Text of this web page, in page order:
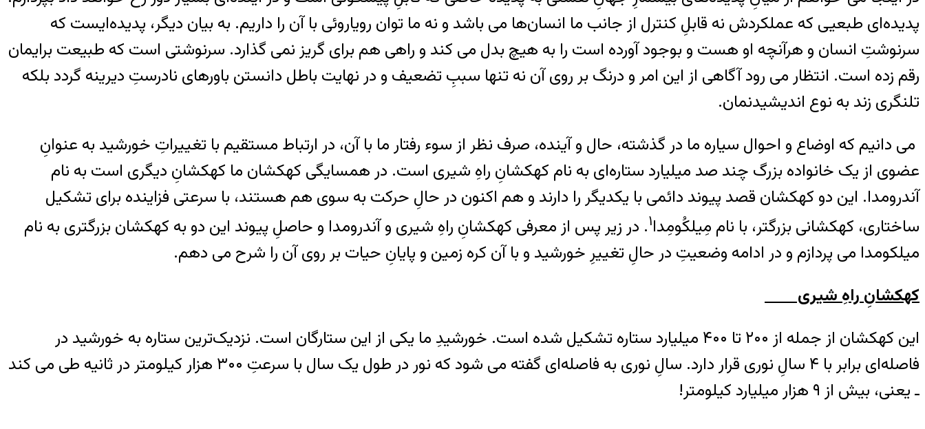
پدیده‌ای طبعیی که عملکردش نه قابلِ کنترل از جانب ما انسان‌ها می باشد و نه ما توان رویاروئی با آن را داریم. به بیان دیگر، پدیده‌ایست که
سرنوشتِ انسان و هرآنچه او هست و بوجود آورده است را به هیچ بدل می کند و راهی هم برای گریز نمی گذارد. سرنوشتی است که طبیعت برایمان
رقم زده است. انتظار می رود آگاهی از این امر و درنگ بر روی آن نه تنها سببِ تضعیف و در نهایت باطل دانستن باورهای نادرستِ دیرینه گردد بلکه
تلنگری زند به نوع اندیشیدنمان.
می دانیم که اوضاع و احوال سیاره ما در گذشته، حال و آینده، صرف نظر از سوء رفتار ما با آن، در ارتباط مستقیم با تغییراتِ خورشید به عنوانِ
عضوی از یک خانواده بزرگ چند صد میلیارد ستاره‌ای به نام کهکشانِ راهِ شیری است. در همسایگی کهکشان ما کهکشانِ دیگری است به نام
آندرومدا. این دو کهکشان قصد پیوند دائمی با یکدیگر را دارند و هم اکنون در حالِ حرکت به سوی هم هستند، با سرعتی فزاینده برای تشکیل
ساختاری، کهکشانی بزرگتر، با نام مِیلکُومِدا۱. در زیر پس از معرفی کهکشانِ راهِ شیری و آندرومدا و حاصلِ پیوند این دو به کهکشان بزرگتری به نام
میلکومدا می پردازم و در ادامه وضعیتِ در حالِ تغییرِ خورشید و با آن کره زمین و پایانِ حیات بر روی آن را شرح می دهم.
کهکشانِ راهِ شیری
این کهکشان از جمله از ۲۰۰ تا ۴۰۰ میلیارد ستاره تشکیل شده است. خورشیدِ ما یکی از این ستارگان است. نزدیک‌ترین ستاره به خورشید در
فاصله‌ای برابر با ۴ سالِ نوری قرار دارد. سالِ نوری به فاصله‌ای گفته می شود که نور در طول یک سال با سرعتِ ۳۰۰ هزار کیلومتر در ثانیه طی می کند
ـ یعنی، بیش از ۹ هزار میلیارد کیلومتر!